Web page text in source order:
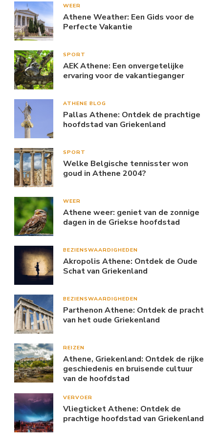
WEER
Athene Weather: Een Gids voor de
Perfecte Vakantie
SPORT
AEK Athene: Een onvergetelijke
ervaring voor de vakantieganger
ATHENE BLOG
Pallas Athene: Ontdek de prachtige
hoofdstad van Griekenland
SPORT
Welke Belgische tennisster won
goud in Athene 2004?
WEER
Athene weer: geniet van de zonnige
dagen in de Griekse hoofdstad
BEZIENSWAARDIGHEDEN
Akropolis Athene: Ontdek de Oude
Schat van Griekenland
BEZIENSWAARDIGHEDEN
Parthenon Athene: Ontdek de pracht
van het oude Griekenland
REIZEN
Athene, Griekenland: Ontdek de rijke
geschiedenis en bruisende cultuur
van de hoofdstad
VERVOER
Vliegticket Athene: Ontdek de
prachtige hoofdstad van Griekenland